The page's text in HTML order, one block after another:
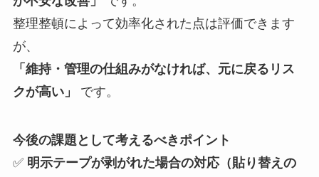
整理整頓によって効率化された点は評価できます
が、
「維持・管理の仕組みがなければ、元に戻るリス
クが高い」
です。
今後の課題として考えるべきポイント
✅ 明示テープが剥がれた場合の対応（貼り替えの